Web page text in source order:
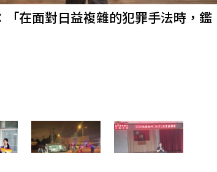
在面對日益複雜的犯罪手法時，鑑